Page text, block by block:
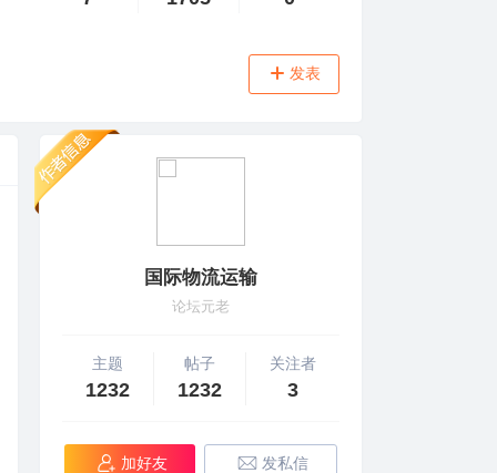
发表
国际物流运输
论坛元老
主题
1232
帖子
1232
关注者
3
加好友 发私信